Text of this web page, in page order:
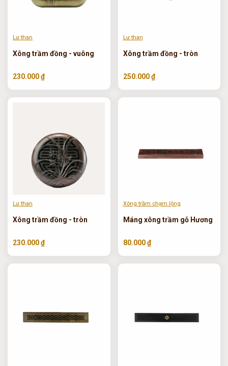
Lư than
Xông trầm đồng - vuông
230.000 ₫
Lư than
Xông trầm đồng - tròn
250.000 ₫
Lư than
Xông trầm đồng - tròn
230.000 ₫
Xông trầm chạm lộng
Máng xông trầm gỗ Hương
80.000 ₫